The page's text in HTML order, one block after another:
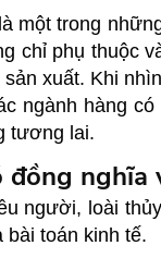
một trong
chỉ phụ thuộc
xuất. Khi
ngành hàng
tương lai.
đồng
người, loài
bài toán kinh tế.